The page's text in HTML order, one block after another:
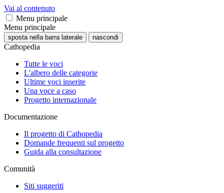
Vai al contenuto
Menu principale
Menu principale
sposta nella barra laterale nascondi
Cathopedia
Tutte le voci
L'albero delle categorie
Ultime voci inserite
Una voce a caso
Progetto internazionale
Documentazione
Il progetto di Cathopedia
Domande frequenti sul progetto
Guida alla consultazione
Comunità
Siti suggeriti